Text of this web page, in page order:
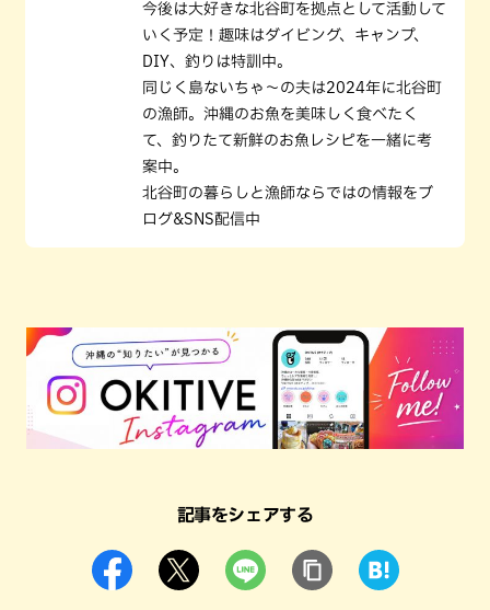
今後は大好きな北谷町を拠点として活動して
いく予定！趣味はダイビング、キャンプ、
DIY、釣りは特訓中。
同じく島ないちゃ〜の夫は2024年に北谷町
の漁師。沖縄のお魚を美味しく食べたく
て、釣りたて新鮮のお魚レシピを一緒に考
案中。
北谷町の暮らしと漁師ならではの情報をブ
ログ&SNS配信中
記事をシェアする